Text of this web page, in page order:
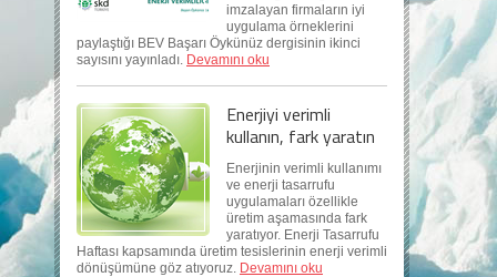
imzalayan firmaların iyi
uygulama örneklerini
paylaştığı BEV Başarı Öykünüz dergisinin ikinci
sayısını yayınladı. Devamını oku
Enerjiyi verimli
kullanın, fark yaratın
Enerjinin verimli kullanımı
ve enerji tasarrufu
uygulamaları özellikle
üretim aşamasında fark
yaratıyor. Enerji Tasarrufu
Haftası kapsamında üretim tesislerinin enerji verimli
dönüşümüne göz atıyoruz. Devamını oku